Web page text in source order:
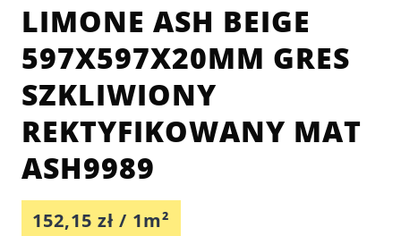
LIMONE ASH BEIGE
597X597X20MM GRES
SZKLIWIONY
REKTYFIKOWANY MAT
ASH9989
152,15 zł / 1m²